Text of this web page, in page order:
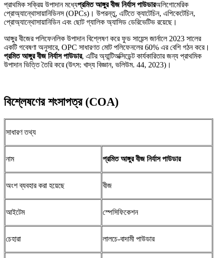
প্রাথমিক সক্রিয় উপাদান মধ্যেপ্রমিত আঙ্গুর বীজ নির্যাস পাউডারঅলিগোমেরিক
প্রোঅ্যান্থোসায়ানিডিনস (OPCs)। উপরন্তু, এটিতে ক্যাটেচিন, এপিকেটেচিন,
প্রোঅ্যান্থোসায়ানিডিন এবং ছোট গ্যালিক অ্যাসিড ডেরিভেটিভ রয়েছে।
আঙ্গুর বীজের পলিফেনলিক উপাদান বিশ্লেষণ করে ফুড সায়েন্স জার্নালে 2023 সালের
একটি গবেষণা অনুসারে, OPC সাধারণত মোট পলিফেনলের 60% এর বেশি গঠন করে।
প্রমিত আঙ্গুর বীজ নির্যাস পাউডার, এটির অ্যান্টিঅক্সিডেন্ট কার্যকারিতার জন্য প্রাথমিক
উপাদান ভিত্তি তৈরি করে (উৎস: খাদ্য বিজ্ঞান, ভলিউম. 44, 2023)।
বিশ্লেষণের শংসাপত্র (COA)
সাধারণ তথ্য
নাম প্রমিত আঙ্গুর বীজ নির্যাস পাউডার
অংশ ব্যবহার করা হয়েছে বীজ
আইটেম স্পেসিফিকেশন
চেহারা লালচে-বাদামী পাউডার